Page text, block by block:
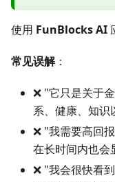
使用 FunBlocks AI
常见误解：
❌ "它只是关于
系、健康、知识
❌ "我需要高回
在长时间内也会
❌ "我会很快看